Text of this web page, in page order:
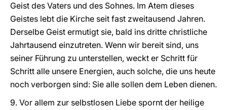
Geist des Vaters und des Sohnes. Im Atem dieses
Geistes lebt die Kirche seit fast zweitausend Jahren.
Derselbe Geist ermutigt sie, bald ins dritte christliche
Jahrtausend einzutreten. Wenn wir bereit sind, uns
seiner Führung zu unterstellen, weckt er Schritt für
Schritt alle unsere Energien, auch solche, die uns heute
noch verborgen sind: Sie alle sollen dem Leben dienen.
9. Vor allem zur selbstlosen Liebe spornt der heilige